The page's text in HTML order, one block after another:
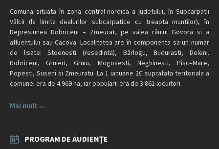
Comuna situata în zona central-nordica a judetului, în Subcarpatii
Vâlcii (la limita dealurilor subcarpatice cu treapta muntilor), în
Depresiunea Dobriceni – Zmeurat, pe valea râului Govora si a
afluentului sau Cacova. Localitatea are în componenta sa un numar
de lisate: Stoenesti (resedinta), Bârlogu, Budurasti, Deleni.
Dobriceni, Gruieri, Gruiu, Mogosesti, Neghinesti, Pisc–Mare,
Popesti, Suseni si Zmeuratu. La 1 ianuarie 2C suprafata teritoriala a
comunei era de 4.969 ha, iar popularii era de 3.861 locuitori.
Mai mult …
PROGRAM DE AUDIENȚE